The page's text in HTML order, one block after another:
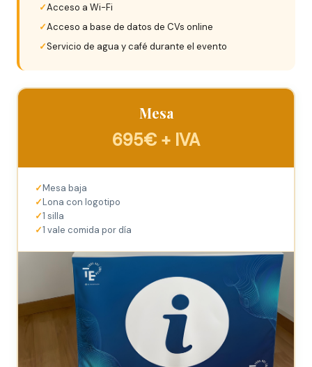
Acceso a Wi-Fi
Acceso a base de datos de CVs online
Servicio de agua y café durante el evento
Mesa
695€ + IVA
Mesa baja
Lona con logotipo
1 silla
1 vale comida por día